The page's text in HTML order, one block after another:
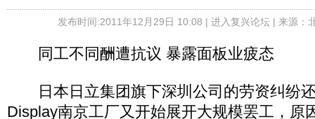
发布时间:2011年12月29日 10:08 | 进入复兴论坛| 来源：
同工不同酬遭抗议 暴露面板业疲态
日本日立集团旗下深圳公司的劳资纠纷
Display南京工厂又开始展开大规模罢工，原